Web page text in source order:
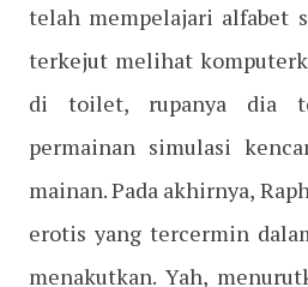
telah mempelajari alfabet
terkejut melihat
di toilet, rupanya dia
permainan simulasi
mainan. Pada akhirnya,
erotis yang tercermin
menakutkan. Yah,